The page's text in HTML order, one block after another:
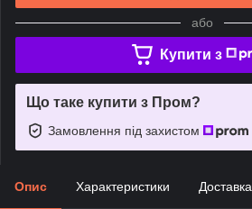
або
Купити з
Що таке купити з Пром?
Замовлення під захистом
Опис Характеристики Доставка